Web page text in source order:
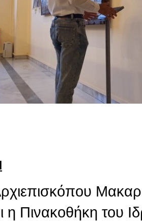
η Πινακοθήκη του